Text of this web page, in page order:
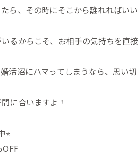
ら、その時にそこから離れればいい
るからこそ、お相手の気持ちを直
活沼にハマってしまうなら、思い
に合いますよ！
⭐︎
OFF